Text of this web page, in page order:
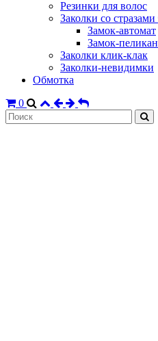
Резинки для волос
Заколки со стразами
Замок-автомат
Замок-пеликан
Заколки клик-клак
Заколки-невидимки
Обмотка
0